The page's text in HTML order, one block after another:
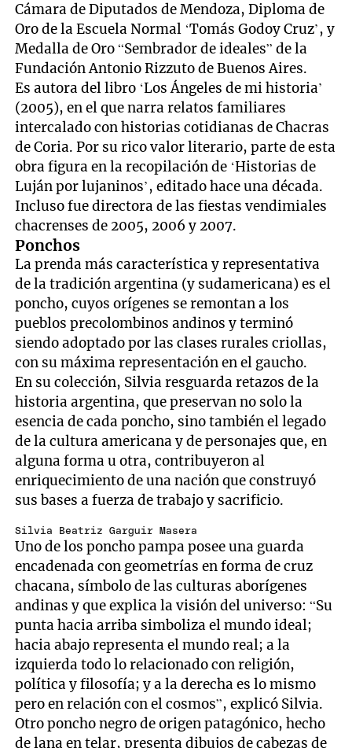
Cámara de Diputados de Mendoza, Diploma de
Oro de la Escuela Normal ‘Tomás Godoy Cruz’, y
Medalla de Oro “Sembrador de ideales” de la
Fundación Antonio Rizzuto de Buenos Aires.
Es autora del libro ‘Los Ángeles de mi historia’
(2005), en el que narra relatos familiares
intercalado con historias cotidianas de Chacras
de Coria. Por su rico valor literario, parte de esta
obra figura en la recopilación de ‘Historias de
Luján por lujaninos’, editado hace una década.
Incluso fue directora de las fiestas vendimiales
chacrenses de 2005, 2006 y 2007.
Ponchos
La prenda más característica y representativa
de la tradición argentina (y sudamericana) es el
poncho, cuyos orígenes se remontan a los
pueblos precolombinos andinos y terminó
siendo adoptado por las clases rurales criollas,
con su máxima representación en el gaucho.
En su colección, Silvia resguarda retazos de la
historia argentina, que preservan no solo la
esencia de cada poncho, sino también el legado
de la cultura americana y de personajes que, en
alguna forma u otra, contribuyeron al
enriquecimiento de una nación que construyó
sus bases a fuerza de trabajo y sacrificio.
Silvia Beatriz Garguir Masera
Uno de los poncho pampa posee una guarda
encadenada con geometrías en forma de cruz
chacana, símbolo de las culturas aborígenes
andinas y que explica la visión del universo: “Su
punta hacia arriba simboliza el mundo ideal;
hacia abajo representa el mundo real; a la
izquierda todo lo relacionado con religión,
política y filosofía; y a la derecha es lo mismo
pero en relación con el cosmos”, explicó Silvia.
Otro poncho negro de origen patagónico, hecho
de lana en telar, presenta dibujos de cabezas de